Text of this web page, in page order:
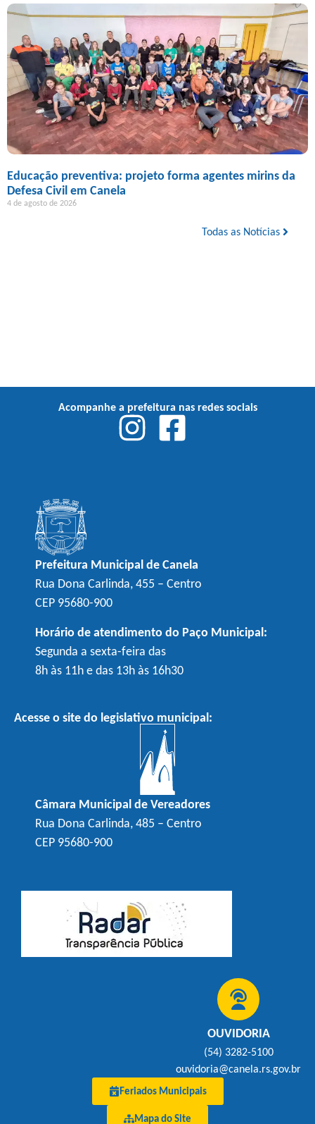
Educação preventiva: projeto forma agentes mirins da
Defesa Civil em Canela
4 de agosto de 2026
Todas as Notícias
Acompanhe a prefeitura nas redes sociais
Prefeitura Municipal de Canela
Rua Dona Carlinda, 455 – Centro
CEP 95680-900
Horário de atendimento do Paço Municipal:
Segunda a sexta-feira das
8h às 11h e das 13h às 16h30
Acesse o site do legislativo municipal:
Câmara Municipal de Vereadores
Rua Dona Carlinda, 485 – Centro
CEP 95680-900
OUVIDORIA
(54) 3282-5100
ouvidoria@canela.rs.gov.br
Feriados Municipais
Mapa do Site